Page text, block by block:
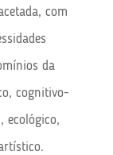
com
da
cognitivo-
ecológico,